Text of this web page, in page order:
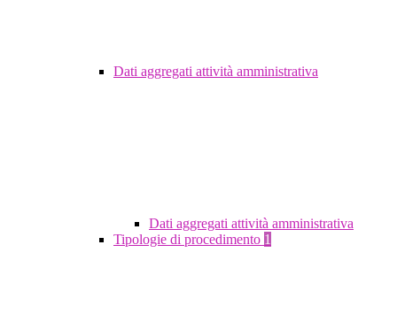
Dati aggregati attività amministrativa
Dati aggregati attività amministrativa
Tipologie di procedimento 1